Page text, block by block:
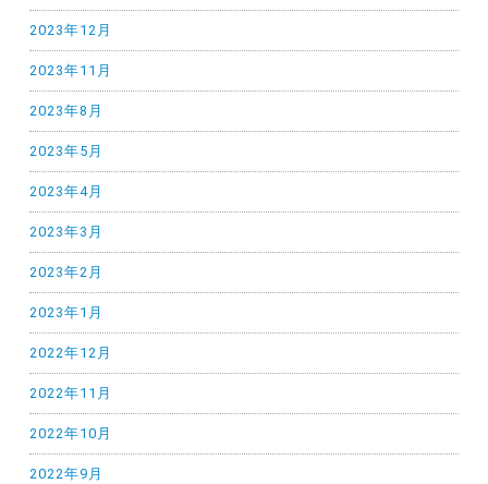
2023年12月
2023年11月
2023年8月
2023年5月
2023年4月
2023年3月
2023年2月
2023年1月
2022年12月
2022年11月
2022年10月
2022年9月